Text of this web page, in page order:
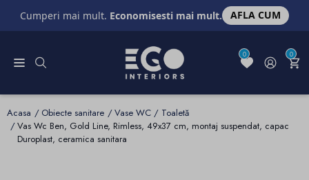
Cumperi mai mult. Economisesti mai mult. AFLA CUM
0 0
Acasa Obiecte sanitare
Vase WC / Toaletă
Vas Wc Ben, Gold Line, Rimless, 49x37 cm, montaj suspendat, capac
Duroplast, ceramica sanitara